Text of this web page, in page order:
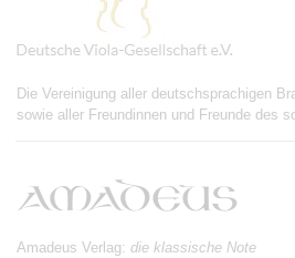
Die Vereinigung aller deutschsprachigen
sowie aller Freundinnen und Freunde des
Amadeus Verlag:die klassische Note